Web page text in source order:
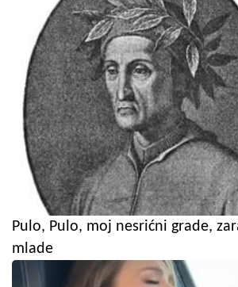
Pulo, Pulo, moj nesrićni grade,
mlade